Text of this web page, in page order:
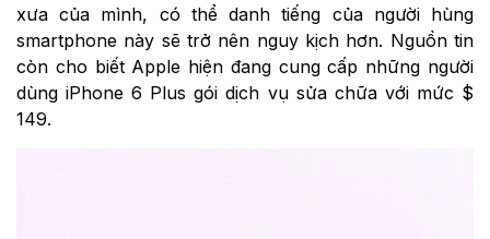
xưa của mình, có thể danh tiếng của người hùng
smartphone này sẽ trở nên nguy kịch hơn. Nguồn tin
còn cho biết Apple hiện đang cung cấp những người
dùng iPhone 6 Plus gói dịch vụ sửa chữa với mức $
149.